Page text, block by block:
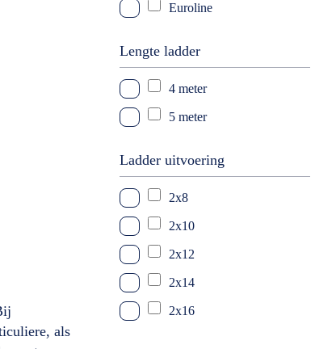
als
Euroline
Lengte ladder
4 meter
5 meter
Ladder uitvoering
2x8
2x10
2x12
2x14
2x16